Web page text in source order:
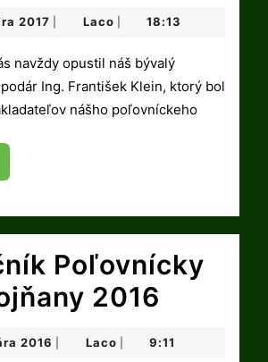
2017 11.
LacoLaco 18:13
Ing. František Klein, ktorý bol
nášho poľovníckeho
Poľovnícky
2016
2016 12.
LacoLaco 9:11